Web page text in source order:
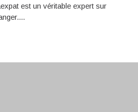
est un véritable expert sur